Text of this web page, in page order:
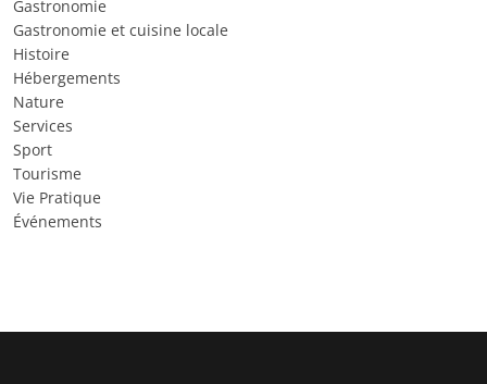
Gastronomie
Gastronomie et cuisine locale
Histoire
Hébergements
Nature
Services
Sport
Tourisme
Vie Pratique
Événements